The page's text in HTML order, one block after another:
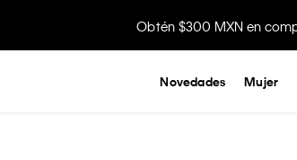
Obtén $300 MXN en
Novedades Mujer